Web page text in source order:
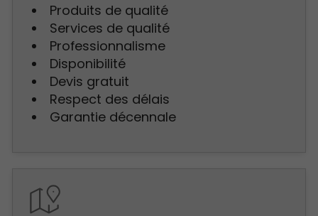
Produits de qualité
Services de qualité
Professionnalisme
Disponibilité
Devis gratuit
Respect des délais
Garantie décennale